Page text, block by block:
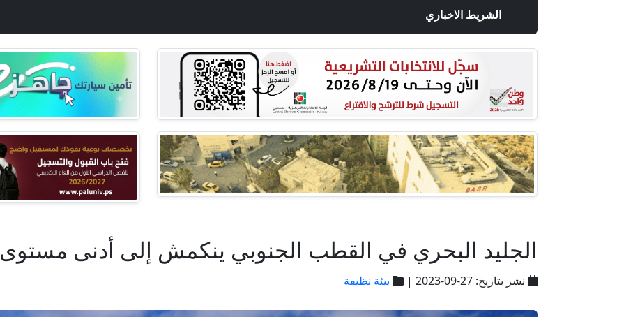
الشريط الاخباري
الجليد البحري في القطب الجنوبي ينكمش إلى أدنى مستوى
نشر بتاريخ: 27-09-2023 | بيئة نظيفة